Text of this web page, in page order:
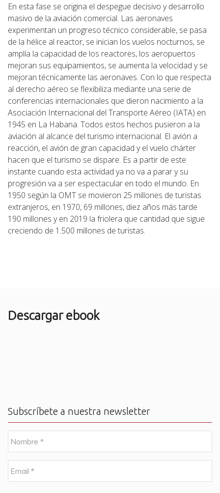
En esta fase se origina el despegue decisivo y desarrollo
masivo de la aviación comercial. Las aeronaves
experimentan un progreso técnico considerable, se pasa
de la hélice al reactor, se inician los vuelos nocturnos, se
amplía la capacidad de los reactores, los aeropuertos
mejoran sus equipamientos, se aumenta la velocidad y se
mejoran técnicamente las aeronaves. Con lo que respecta
al derecho aéreo se flexibiliza mediante una serie de
conferencias internacionales que dieron nacimiento a la
Asociación Internacional del Transporte Aéreo (IATA) en
1945 en La Habana. Todos estos hechos pusieron a la
aviación al alcance del turismo internacional. El avión a
reacción, el avión de gran capacidad y el vuelo chárter
hacen que el turismo se dispare. Es a partir de este
instante cuando esta actividad ya no va a parar y su
progresión va a ser espectacular en todo el mundo. En
1950 según la OMT se movieron 25 millones de turistas
extranjeros, en 1970, 69 millones, diez años más tarde
190 millones y en 2019 la friolera que cantidad que sigue
creciendo de 1.500 millones de turistas.
Descargar ebook
Subscríbete a nuestra newsletter
o
m
e
m
a